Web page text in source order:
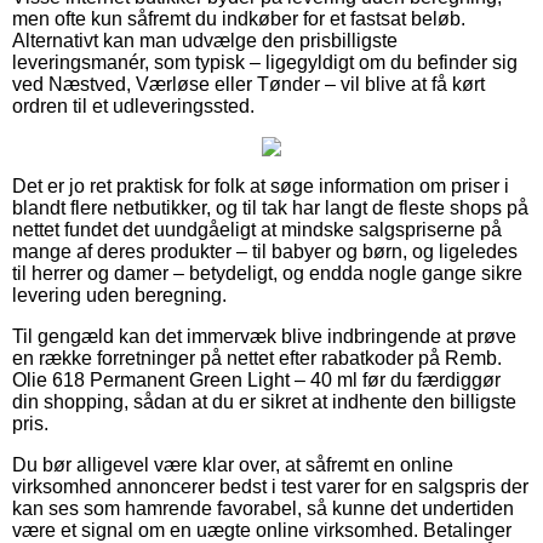
men ofte kun såfremt du indkøber for et fastsat beløb.
Alternativt kan man udvælge den prisbilligste
leveringsmanér, som typisk – ligegyldigt om du befinder sig
ved Næstved, Værløse eller Tønder – vil blive at få kørt
ordren til et udleveringssted.
Det er jo ret praktisk for folk at søge information om priser i
blandt flere netbutikker, og til tak har langt de fleste shops på
nettet fundet det uundgåeligt at mindske salgspriserne på
mange af deres produkter – til babyer og børn, og ligeledes
til herrer og damer – betydeligt, og endda nogle gange sikre
levering uden beregning.
Til gengæld kan det immervæk blive indbringende at prøve
en række forretninger på nettet efter rabatkoder på Remb.
Olie 618 Permanent Green Light – 40 ml før du færdiggør
din shopping, sådan at du er sikret at indhente den billigste
pris.
Du bør alligevel være klar over, at såfremt en online
virksomhed annoncerer bedst i test varer for en salgspris der
kan ses som hamrende favorabel, så kunne det undertiden
være et signal om en uægte online virksomhed. Betalinger